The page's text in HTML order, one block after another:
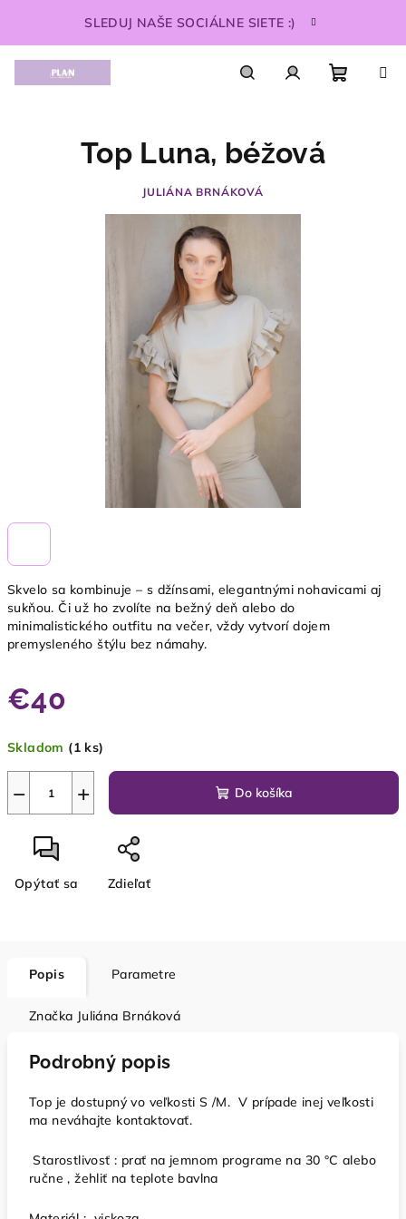
obsah
SLEDUJ NAŠE SOCIÁLNE SIETE :)
Skvelo sa kombinuje – s džínsami, elegantnými nohavicami aj
sukňou. Či už ho zvolíte na bežný deň alebo do
minimalistického outfitu na večer, vždy vytvorí dojem
premysleného štýlu bez námahy.
€40
cena:
Skladom (1 ks)
+
− Do košíka
Opýtať sa Zdieľať
Top Luna, béžová
JULIÁNA BRNÁKOVÁ
Popis Parametre
Značka Juliána Brnáková
Podrobný popis
Top je dostupný vo veľkosti S /M. V prípade inej veľkosti
ma neváhajte kontaktovať.
Starostlivosť : prať na jemnom programe na 30 °C alebo
ručne , žehliť na teplote bavlna